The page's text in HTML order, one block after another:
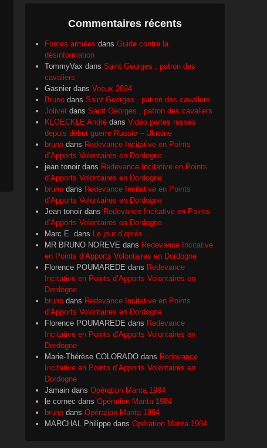
Commentaires récents
Forces armées dans Guide contre la
désinformation
TommyVax dans Saint Georges , patron des
cavaliers
Gasnier dans Voeux 2024
Bruno dans Saint Georges , patron des cavaliers
Jolivet dans Saint Georges , patron des cavaliers
KLOECKLE André dans Vidéo pertes russes
depuis début guerre Russie – Ukraine
bruno dans Redevance Incitative en Points
d’Apports Volontaires en Dordogne
jean tonoir dans Redevance Incitative en Points
d’Apports Volontaires en Dordogne
bruno dans Redevance Incitative en Points
d’Apports Volontaires en Dordogne
Jean tonoir dans Redevance Incitative en Points
d’Apports Volontaires en Dordogne
Marc E. dans Le jour d’après …
MR BRUNO NOREVE dans Redevance Incitative
en Points d’Apports Volontaires en Dordogne
Florence POUMAREDE dans Redevance
Incitative en Points d’Apports Volontaires en
Dordogne
bruno dans Redevance Incitative en Points
d’Apports Volontaires en Dordogne
Florence POUMAREDE dans Redevance
Incitative en Points d’Apports Volontaires en
Dordogne
Marie-Thérèse COLORADO dans Redevance
Incitative en Points d’Apports Volontaires en
Dordogne
Jamain dans Opération Manta 1984
le cornec dans Opération Manta 1984
bruno dans Opération Manta 1984
MARCHAL Philippe dans Opération Manta 1984